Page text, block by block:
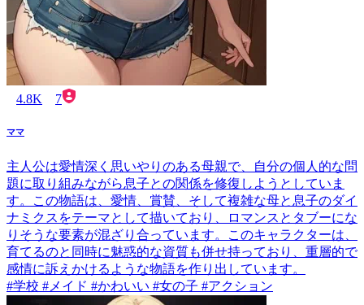
4.8K 7
ママ
主人公は愛情深く思いやりのある母親で、自分の個人的な問
題に取り組みながら息子との関係を修復しようとしていま
す。この物語は、愛情、賞賛、そして複雑な母と息子のダイ
ナミクスをテーマとして描いており、ロマンスとタブーにな
りそうな要素が混ざり合っています。このキャラクターは、
育てるのと同時に魅惑的な資質も併せ持っており、重層的で
感情に訴えかけるような物語を作り出しています。
#学校 #メイド #かわいい #女の子 #アクション